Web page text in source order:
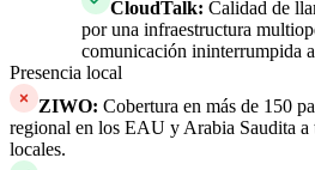
CloudTalk: Calidad de
por una infraestructura
comunicación ininterrumpida
Presencia local
ZIWO: Cobertura en más de 150
regional en los EAU y Arabia Saudita a
locales.